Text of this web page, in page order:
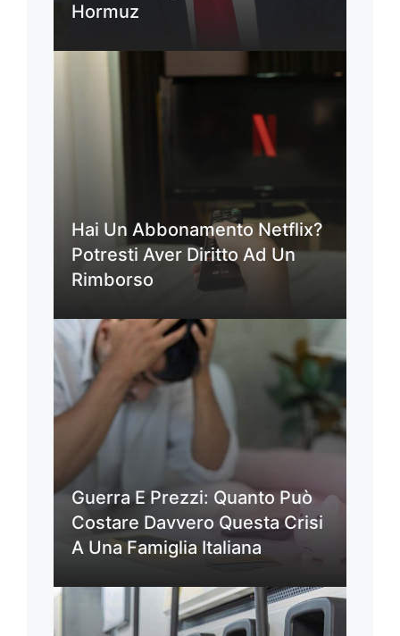
Hormuz
Hai Un Abbonamento Netflix?
Potresti Aver Diritto Ad Un
Rimborso
Guerra E Prezzi: Quanto Può
Costare Davvero Questa Crisi
A Una Famiglia Italiana